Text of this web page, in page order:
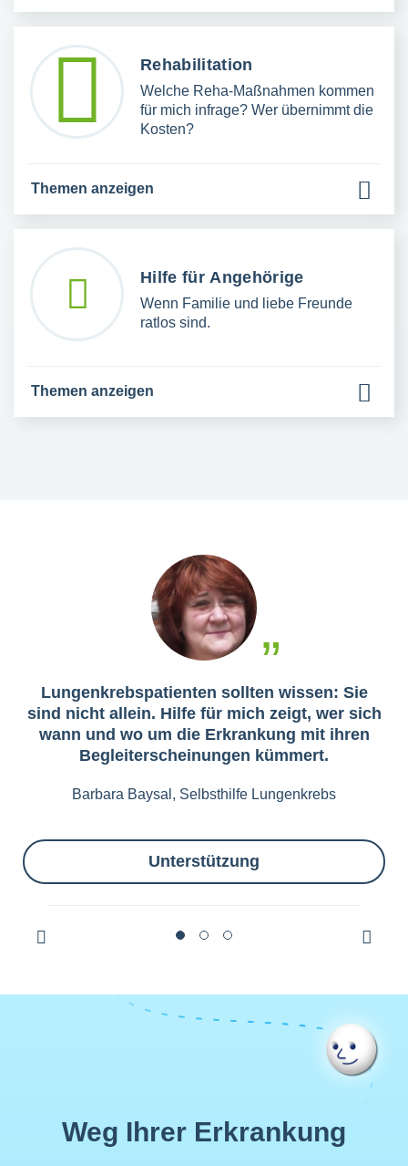
Rehabilitation
Welche Reha-Maßnahmen kommen
für mich infrage? Wer übernimmt die
Kosten?
Themen anzeigen
Hilfe für Angehörige
Wenn Familie und liebe Freunde
ratlos sind.
Themen anzeigen
Lungenkrebspatienten sollten wissen: Sie
sind nicht allein. Hilfe für mich zeigt, wer sich
wann und wo um die Erkrankung mit ihren
Begleiterscheinungen kümmert.
Barbara Baysal, Selbsthilfe Lungenkrebs
Unterstützung
Weg Ihrer Erkrankung